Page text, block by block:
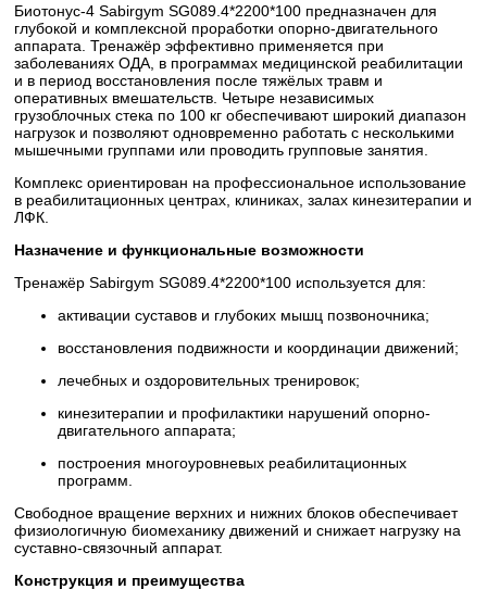
Биотонус-4 Sabirgym SG089.4*2200*100 предназначен для
глубокой и комплексной проработки опорно-двигательного
аппарата. Тренажёр эффективно применяется при
заболеваниях ОДА, в программах медицинской реабилитации
и в период восстановления после тяжёлых травм и
оперативных вмешательств. Четыре независимых
грузоблочных стека по 100 кг обеспечивают широкий диапазон
нагрузок и позволяют одновременно работать с несколькими
мышечными группами или проводить групповые занятия.
Комплекс ориентирован на профессиональное использование
в реабилитационных центрах, клиниках, залах кинезитерапии и
ЛФК.
Назначение и функциональные возможности
Тренажёр Sabirgym SG089.4*2200*100 используется для:
активации суставов и глубоких мышц позвоночника;
восстановления подвижности и координации движений;
лечебных и оздоровительных тренировок;
кинезитерапии и профилактики нарушений опорно-
двигательного аппарата;
построения многоуровневых реабилитационных
программ.
Свободное вращение верхних и нижних блоков обеспечивает
физиологичную биомеханику движений и снижает нагрузку на
суставно-связочный аппарат.
Конструкция и преимущества